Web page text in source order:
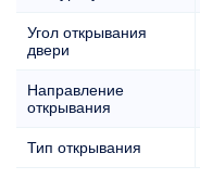
Угол открывания
двери
Направление
открывания
Тип открывания